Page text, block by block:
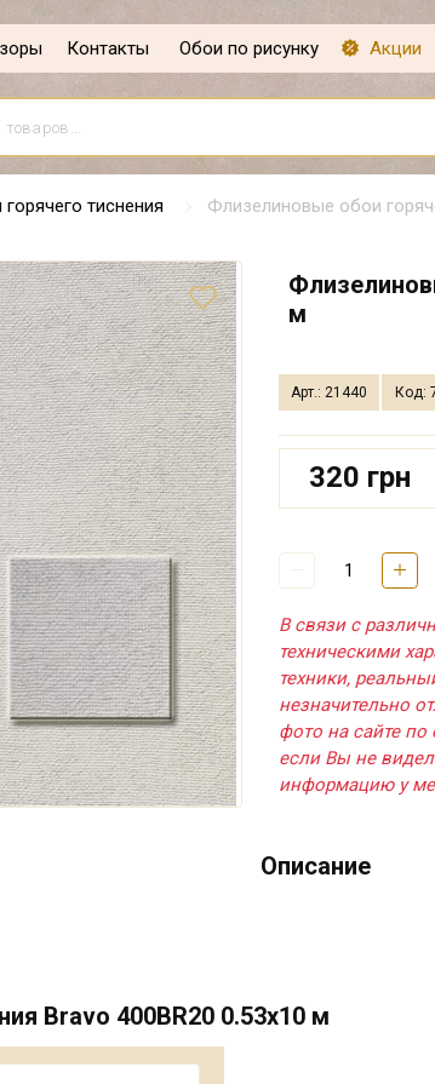
Контакты Обои по рисунку Акции
тиснения Флизелиновые обои
м
Арт.: 21440 Код:
320 грн
В связи с
техническими
техники,
незначительно
фото на сайте по
если Вы не
информацию у
Описание
Bravo 400BR20 0.53х10 м